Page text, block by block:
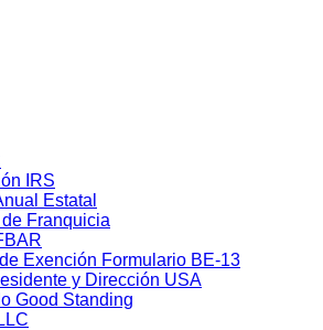
IRS
Estatal
de Franquicia
Exención Formulario BE-13
y Dirección USA
Good Standing